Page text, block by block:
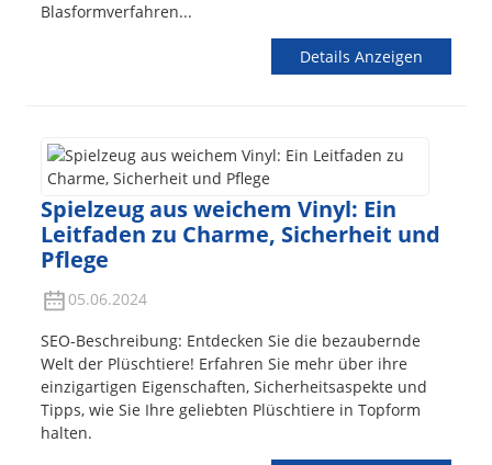
Blasformverfahren...
Details Anzeigen
Spielzeug aus weichem Vinyl: Ein
Leitfaden zu Charme, Sicherheit und
Pflege
05.06.2024
SEO-Beschreibung: Entdecken Sie die bezaubernde
Welt der Plüschtiere! Erfahren Sie mehr über ihre
einzigartigen Eigenschaften, Sicherheitsaspekte und
Tipps, wie Sie Ihre geliebten Plüschtiere in Topform
halten.